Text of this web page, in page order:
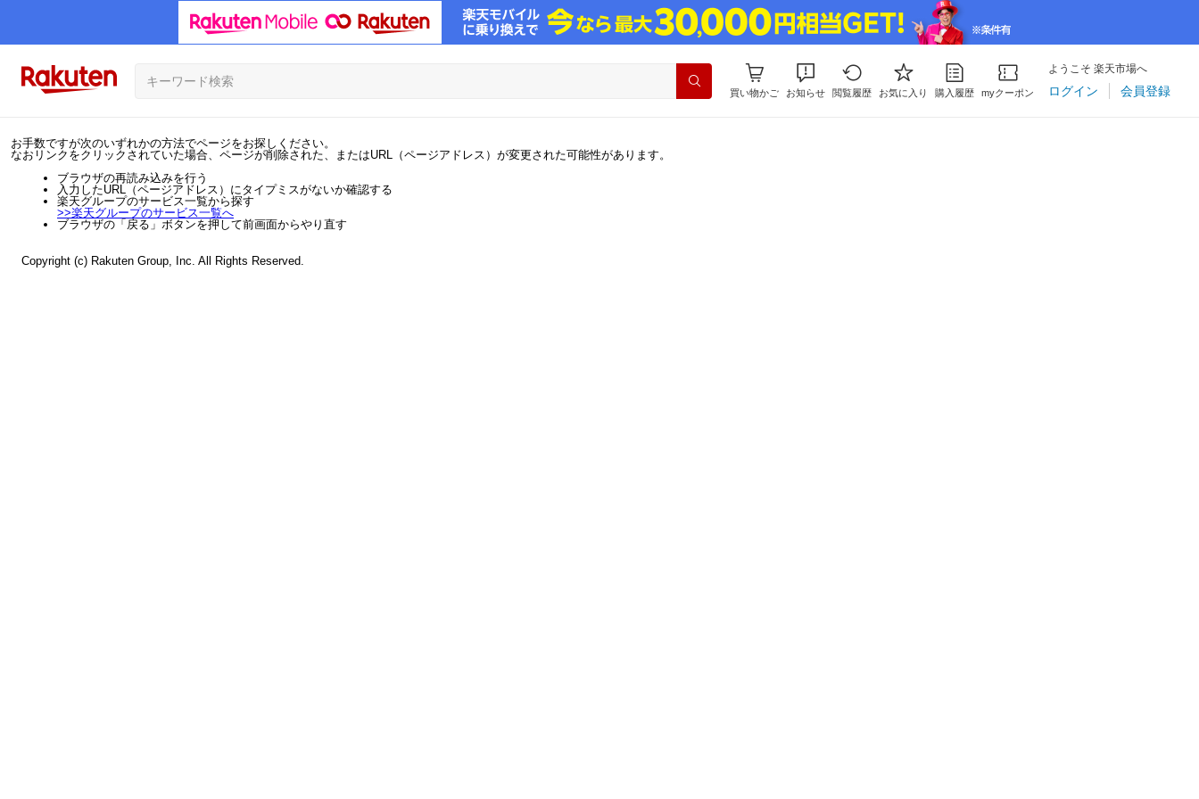
買い物かご お知らせ 閲覧履歴 お気に入り 購入履歴 myクーポン
ようこそ 楽天市場へ
ログイン 会員登録
お手数ですが次のいずれかの方法でページをお探しください。
なおリンクをクリックされていた場合、ページが削除された、またはURL（ページアドレス）が変更された可能性があります。
ブラウザの再読み込みを行う
入力したURL（ページアドレス）にタイプミスがないか確認する
楽天グループのサービス一覧から探す
>>楽天グループのサービス一覧へ
ブラウザの「戻る」ボタンを押して前画面からやり直す
Copyright (c) Rakuten Group, Inc. All Rights Reserved.